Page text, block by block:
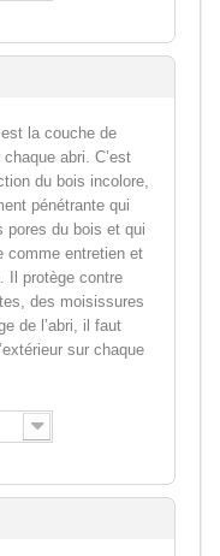
est la couche de
chaque abri. C’est
du bois incolore,
pénétrante qui
pores du bois et qui
comme entretien et
Il protège contre
des moisissures
de l’abri, il faut
sur chaque